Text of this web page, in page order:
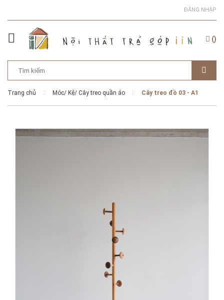
ĐĂNG NHẬP
()
Trang chủ Móc/ Kệ/ Cây treo quần áo Cây treo đồ 03 - A1